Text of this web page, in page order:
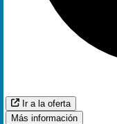
Ir a la oferta
Más información